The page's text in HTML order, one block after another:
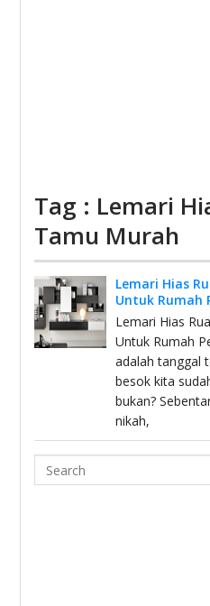
Tag : Lemari
Tamu Murah
Lemari Hias
Untuk Rumah
Lemari Hias
Untuk Rumah
adalah tanggal
besok kita
bukan?
nikah,
Search